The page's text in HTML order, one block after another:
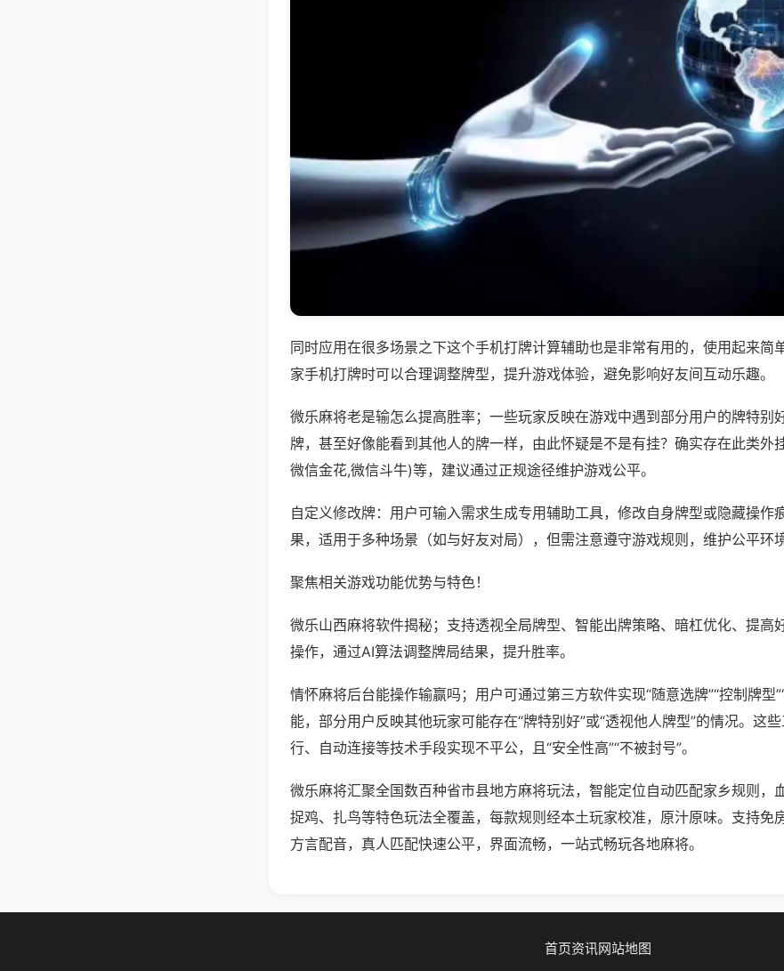
同时应用在很多场景之下这个手机打牌计算辅助也是非常有用的，使用起来简
家手机打牌时可以合理调整牌型，提升游戏体验，避免影响好友间互动乐趣。
微乐麻将老是输怎么提高胜率；一些玩家反映在游戏中遇到部分用户的牌特别
牌，甚至好像能看到其他人的牌一样，由此怀疑是不是有挂？确实存在此类外
微信金花,微信斗牛)等，建议通过正规途径维护游戏公平。
自定义修改牌：用户可输入需求生成专用辅助工具，修改自身牌型或隐藏操作
果，适用于多种场景（如与好友对局），但需注意遵守游戏规则，维护公平环境
聚焦相关游戏功能优势与特色！
微乐山西麻将软件揭秘；支持透视全局牌型、智能出牌策略、暗杠优化、提高
操作，通过AI算法调整牌局结果，提升胜率。
情怀麻将后台能操作输赢吗；用户可通过第三方软件实现“随意选牌”“控制牌型
能，部分用户反映其他玩家可能存在“牌特别好”或“透视他人牌型”的情况。这
行、自动连接等技术手段实现不平公，且“安全性高”“不被封号”。
微乐麻将汇聚全国数百种省市县地方麻将玩法，智能定位自动匹配家乡规则，
捉鸡、扎鸟等特色玩法全覆盖，每款规则经本土玩家校准，原汁原味。支持免
方言配音，真人匹配快速公平，界面流畅，一站式畅玩各地麻将。
首页资讯网站地图